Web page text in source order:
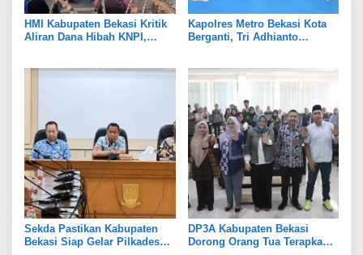
HMI Kabupaten Bekasi Kritik
Aliran Dana Hibah KNPI,
Kapolres Metro Bekasi Kota
Berganti, Tri Adhianto
Sekda Pastikan Kabupaten
Bekasi Siap Gelar Pilkades
DP3A Kabupaten Bekasi
Dorong Orang Tua Terapkan